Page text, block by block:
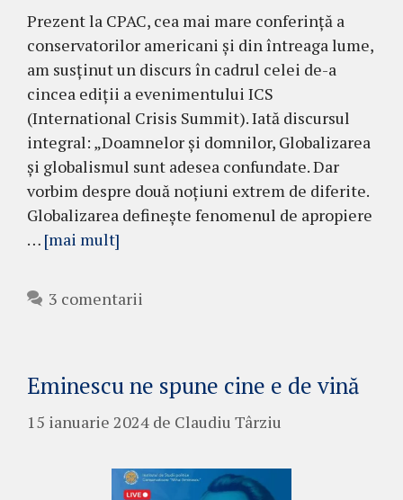
Prezent la CPAC, cea mai mare conferință a
conservatorilor americani și din întreaga lume,
am susținut un discurs în cadrul celei de-a
cincea ediții a evenimentului ICS
(International Crisis Summit). Iată discursul
integral: „Doamnelor și domnilor, Globalizarea
și globalismul sunt adesea confundate. Dar
vorbim despre două noțiuni extrem de diferite.
Globalizarea definește fenomenul de apropiere
… [mai mult]
3 comentarii
Eminescu ne spune cine e de vină
15 ianuarie 2024 de Claudiu Târziu